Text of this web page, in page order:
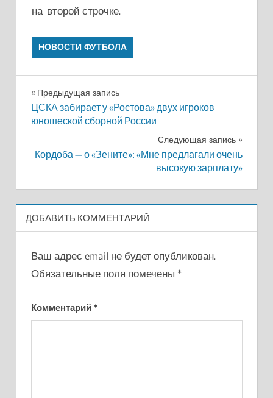
на второй строчке.
НОВОСТИ ФУТБОЛА
Навигация
по
Предыдущая запись
ЦСКА забирает у «Ростова» двух игроков
юношеской сборной России
Следующая запись
Кордоба — о «Зените»: «Мне предлагали очень
высокую зарплату»
ДОБАВИТЬ КОММЕНТАРИЙ
Ваш адрес email не будет опубликован.
Обязательные поля помечены *
Комментарий *